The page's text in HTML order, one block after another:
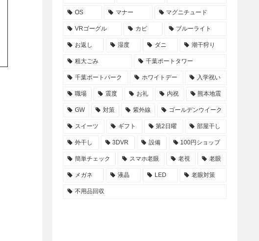
OS マナー マグニチュード
VRゴーグル カビ ブルーライト
お返し 湿度 ダニ 潮干狩り
粗大ごみ 千葉ポートタワー
千葉ポートパーク ホワイトデー 入学祝い
職場 震度 お礼 内祝 熊本地震
GW 対策 紫外線 ゴールデンウイーク
スイーツ ギフト 第2日曜 部屋干し
外干し 3DVR 設備 100円ショップ
簡単チェック スマホ老眼 老視 老眼
メガネ 液晶 LED 老眼対策
不用品回収